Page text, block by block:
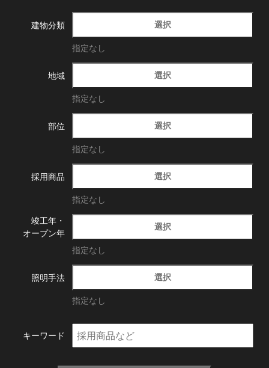
建物分類 選択
指定なし
地域 選択
指定なし
部位 選択
指定なし
採用商品 選択
指定なし
竣工年・
オープン年
選択
指定なし
照明手法 選択
指定なし
キーワード